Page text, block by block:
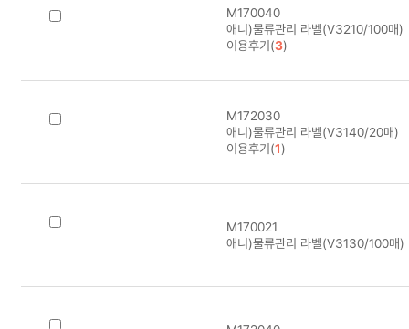
M170040
애니)물류관리 라벨(V3210/100매)
이용후기(3)
M172030
애니)물류관리 라벨(V3140/20매)
이용후기(1)
M170021
애니)물류관리 라벨(V3130/100매)